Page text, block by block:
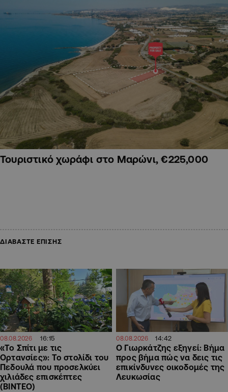
Τουριστικό χωράφι στο Μαρώνι, €225,000
ΔΙΑΒΑΣΤΕ ΕΠΙΣΗΣ
08.08.2026 16:15
«Το Σπίτι με τις
Ορτανσίες»: Το στολίδι του
Πεδουλά που προσελκύει
χιλιάδες επισκέπτες
(ΒΙΝΤΕΟ)
08.08.2026 14:42
Ο Γιωρκάτζης εξηγεί: Βήμα
προς βήμα πώς να δεις τις
επικίνδυνες οικοδομές της
Λευκωσίας